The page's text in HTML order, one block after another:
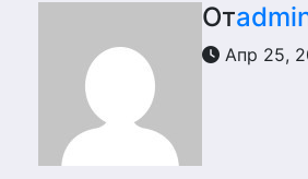
От
Апр 25,